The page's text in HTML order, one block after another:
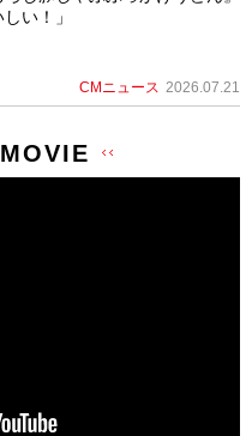
い！」
CMニュース 2026.07.21